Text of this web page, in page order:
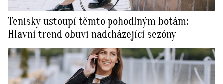
Tenisky ustoupí těmto pohodlným botám:
Hlavní trend obuvi nadcházející sezóny